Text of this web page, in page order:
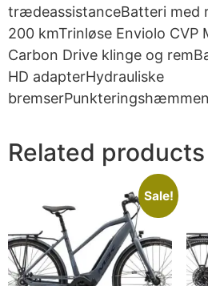
trædeassistanceBatteri med
200 kmTrinløse Enviolo CVP
Carbon Drive klinge og
HD adapterHydrauliske
Related products
Sale!